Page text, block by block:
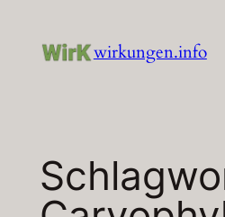
Inhalt
wirkungen.info